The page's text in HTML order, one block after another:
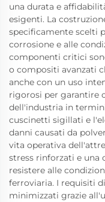
una durata e
esigenti. La
specificamente scelti
corrosione e alle
componenti critici
o compositi avanzati
anche con un uso
rigorosi per garantire
dell'industria in
cuscinetti sigillati e
danni causati da
vita operativa
stress rinforzati e una
resistere alle
ferroviaria. I requisiti
minimizzati grazie